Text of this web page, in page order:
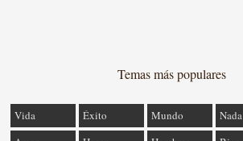
Temas más populares
Vida Éxito Mundo
Nada